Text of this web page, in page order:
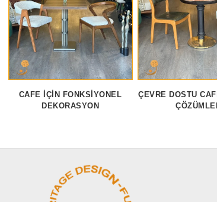
CAFE İÇIN FONKSIYONEL
DEKORASYON
ÇEVRE DOSTU